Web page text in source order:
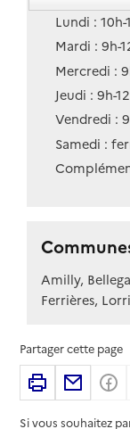
Lundi :
Mardi : 9h-
Mercredi :
Jeudi : 9h-
Vendredi :
Samedi :
Amilly,
Ferrières,
Partager cette page
Imprimer
Si vous souhaitez